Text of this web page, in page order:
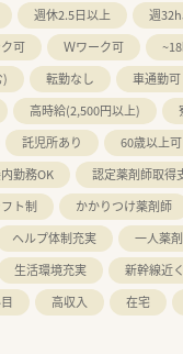
週休2.5日以上 週
可 Ｗワーク可
転勤なし
車通勤可
高時給(2,500円以上)
託児所あり 60歳以上可
勤務OK
認定薬剤師取得
ト制 かかりつけ薬剤師
ヘルプ体制充実
一人薬
生活環境充実 新幹線近く
高収入 在宅